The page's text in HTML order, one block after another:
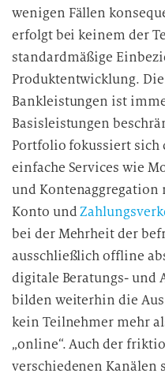
l
i
u
g
i
n
d
i
e
D
e
n
v
e
r
wenigen Fällen
erfolgt bei keinem der
standardmäßige
Produktentwicklung.
Bankleistungen ist
Basisleistungen
Portfolio fokussiert sich
einfache Services wie
und Kontenaggregation
Konto und
bei der Mehrheit der
ausschließlich offline
digitale Beratungs- und
bilden weiterhin die
kein Teilnehmer mehr
„online“. Auch der
verschiedenen Kanälen